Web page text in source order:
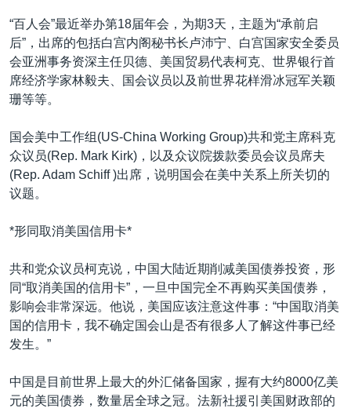
航
到
检
中东
欧洲
非洲
美洲
全球议题
人权·法律·宗教
科教·文娱·体健
军事
劳工
环境
热点专题
白宫要闻
国会报道
美中关系
美国建国250周年
埃博拉疫情
美国之音专访
南中国海争端
关注西藏
关注新疆
VOA视频
VOA今日焦点
中文广播
关注我们
“百人会”最近举办第18届年会，为期3天，主题为“承前启
后”，出席的包括白宫内阁秘书长卢沛宁、白宫国家安全委员
会亚洲事务资深主任贝德、美国贸易代表柯克、世界银行首
席经济学家林毅夫、国会议员以及前世界花样滑冰冠军关颖
珊等等。
国会美中工作组(US-China Working Group)共和党主席科克
众议员(Rep. Mark Kirk)，以及众议院拨款委员会议员席夫
(Rep. Adam Schiff )出席，说明国会在美中关系上所关切的
议题。
*形同取消美国信用卡*
共和党众议员柯克说，中国大陆近期削减美国债券投资，形
同“取消美国的信用卡”，一旦中国完全不再购买美国债券，
影响会非常深远。他说，美国应该注意这件事：“中国取消美
国的信用卡，我不确定国会山是否有很多人了解这件事已经
发生。”
中国是目前世界上最大的外汇储备国家，握有大约8000亿美
元的美国债券，数量居全球之冠。法新社援引美国财政部的